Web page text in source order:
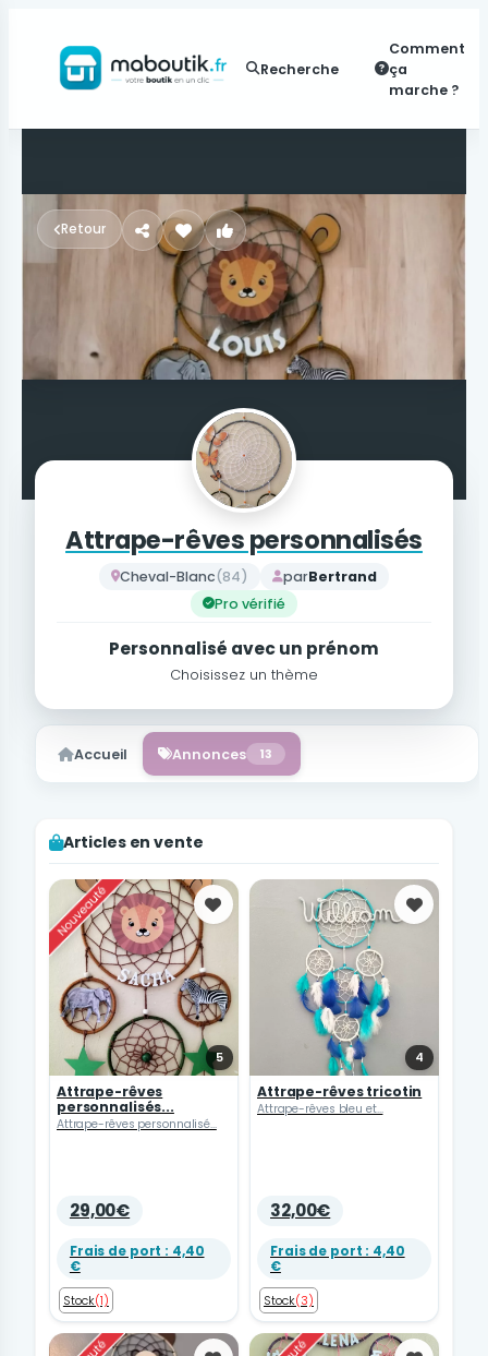
Recherche
Comment
ça
marche ?
Retour
Attrape-rêves personnalisés
Cheval-Blanc(84) parBertrand
Pro vérifié
Personnalisé avec un prénom
Choisissez un thème
Accueil Annonces 13
Articles en vente
Favoris
5
Attrape-rêves
personnalisés...
Attrape-rêves personnalisé...
29,00€
Frais de port : 4,40
€
Stock(1)
Favoris
4
Attrape-rêves tricotin
Attrape-rêves bleu et...
32,00€
Frais de port : 4,40
€
Stock(3)